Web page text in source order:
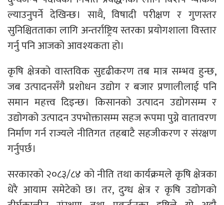
ल्याउनुपर्ने देखिन्छ। साथै, विषादी परीक्षण र गुणस्तर
सुनिश्चितताका लागि अन्तर्राष्ट्रिय स्तरका प्रयोगशाला विस्तार
गर्नु पनि आजको आवश्यकता हो।
कृषि क्षेत्रको वास्तविक सुदृढीकरण तब मात्र सम्भव हुन्छ,
जब उत्पादनसँगै प्रशोधन उद्योग र बजार प्रणालीलाई पनि
समान महत्त्व दिइन्छ। किसानको उत्पादन उद्योगसम्म र
उद्योगको उत्पादन उपभोक्तासम्म सहज रूपमा पुग्ने वातावरण
निर्माण गर्न राज्यले नीतिगत तहबाटै सहजीकरण र संरक्षण
गर्नुपर्छ।
सरकारको २०८३/८४ को नीति तथा कार्यक्रमले कृषि क्षेत्रका
धेरै आयाम समेटेको छ। तर, दुग्ध क्षेत्र र कृषि उद्योगको